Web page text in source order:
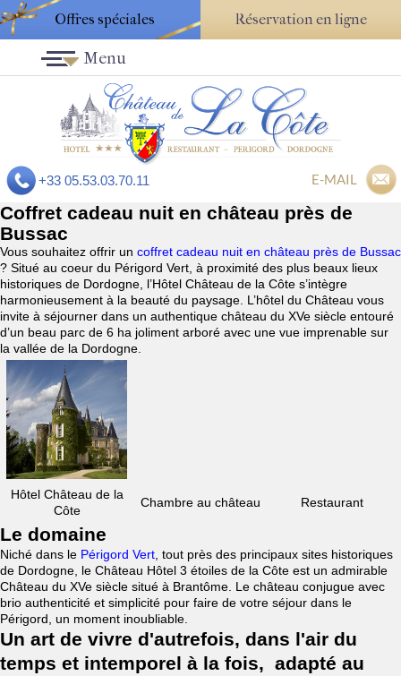
Offres spéciales Réservation en ligne
+33 05.53.03.70.11 E-MAIL
Menu
Coffret cadeau nuit en château près de
Bussac
Vous souhaitez offrir un coffret cadeau nuit en château près de Bussac
? Situé au coeur du Périgord Vert, à proximité des plus beaux lieux
historiques de Dordogne, l’Hôtel Château de la Côte s’intègre
harmonieusement à la beauté du paysage. L’hôtel du Château vous
invite à séjourner dans un authentique château du XVe siècle entouré
d’un beau parc de 6 ha joliment arboré avec une vue imprenable sur
la vallée de la Dordogne.
Hôtel Château de la
Côte
Chambre au château Restaurant
Le domaine
Niché dans le Périgord Vert , tout près des principaux sites historiques
de Dordogne, le Château Hôtel 3 étoiles de la Côte est un admirable
Château du XVe siècle situé à Brantôme. Le château conjugue avec
brio authenticité et simplicité pour faire de votre séjour dans le
Périgord, un moment inoubliable.
Un art de vivre d'autrefois, dans l'air du
temps et intemporel à la fois, adapté au